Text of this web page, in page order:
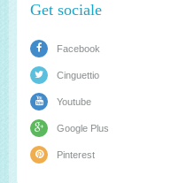
Get sociale
Facebook
Cinguettio
Youtube
Google Plus
Pinterest